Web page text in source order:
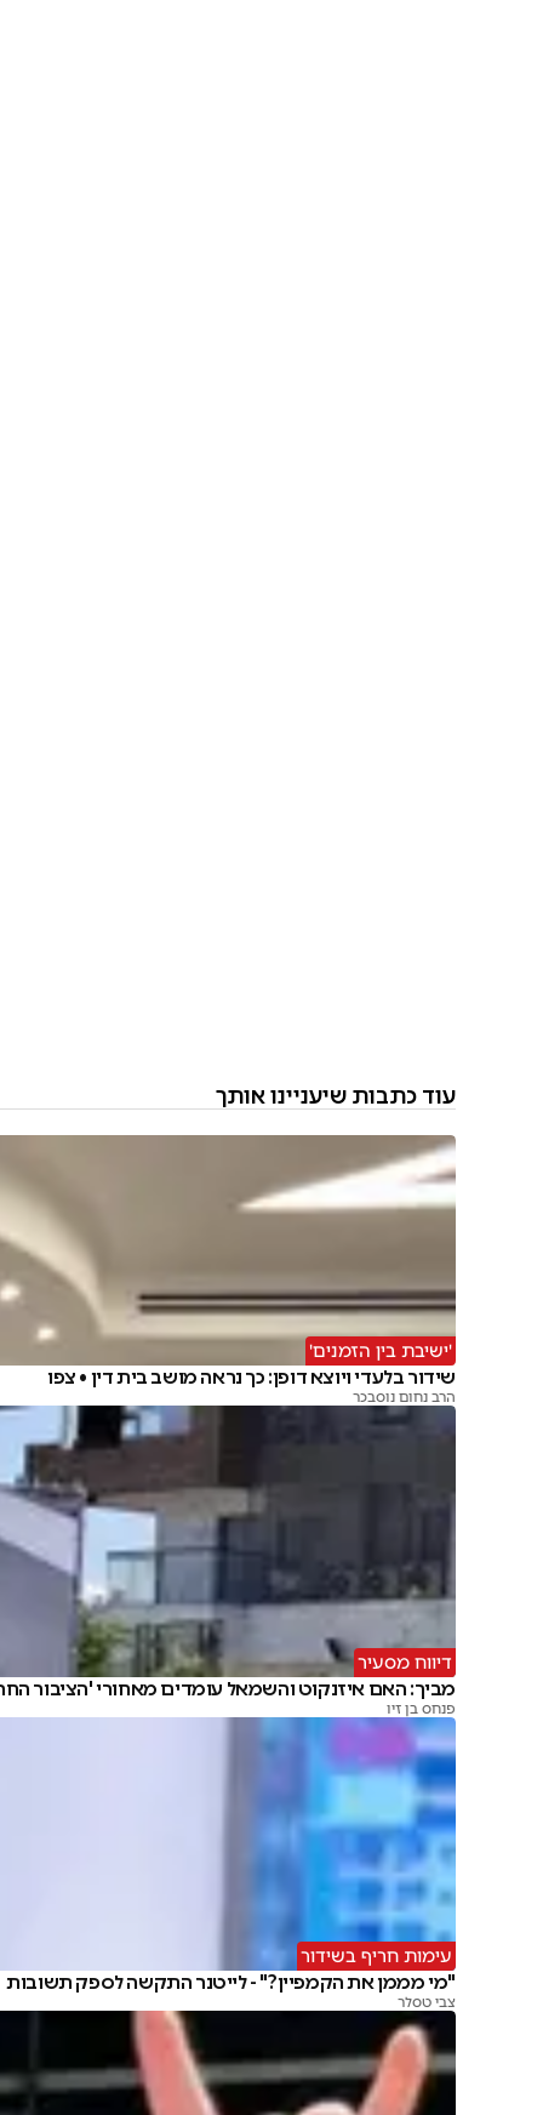
עוד כתבות שיעניינו אותך
'ישיבת בין הזמנים'
שידור בלעדי ויוצא דופן: כך נראה מושב בית דין • צפו
הרב נחום נוסבכר
דיווח מסעיר
מביך: האם איזנקוט והשמאל עומדים מאחורי 'הציבור
פנחס בן זיו
עימות חריף בשידור
"מי מממן את הקמפיין?" - לייטנר התקשה לספק תשובות
צבי טסלר